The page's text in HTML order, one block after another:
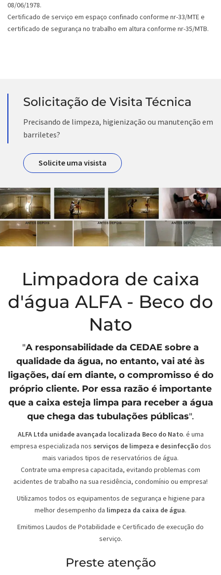
08/06/1978.
Certificado de serviço em espaço confinado conforme nr-33/MTE e
certificado de segurança no trabalho em altura conforme nr-35/MTB.
Solicitação de Visita Técnica
Precisando de limpeza, higienização ou manutenção em
barriletes?
Solicite uma visista
Limpadora de caixa
d'água ALFA - Beco do
Nato
"A responsabilidade da CEDAE sobre a
qualidade da água, no entanto, vai até às
ligações, daí em diante, o compromisso é do
próprio cliente. Por essa razão é importante
que a caixa esteja limpa para receber a água
que chega das tubulações públicas".
ALFA Ltda unidade avançada localizada Beco do Nato. é uma
empresa especializada nos serviços de limpeza e desinfecçãodos
mais variados tipos de reservatórios de água.
Contrate uma empresa capacitada, evitando problemas com
acidentes de trabalho na sua residência, condomínio ou empresa!
Utilizamos todos os equipamentos de segurança e higiene para
melhor desempenho da limpeza da caixa de água.
Emitimos Laudos de Potabilidade e Certificado de execução do
serviço.
Preste atenção